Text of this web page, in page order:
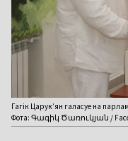
Гагік Царук’ян галасуе на
Фота: Գագիկ Ծառուկյան /